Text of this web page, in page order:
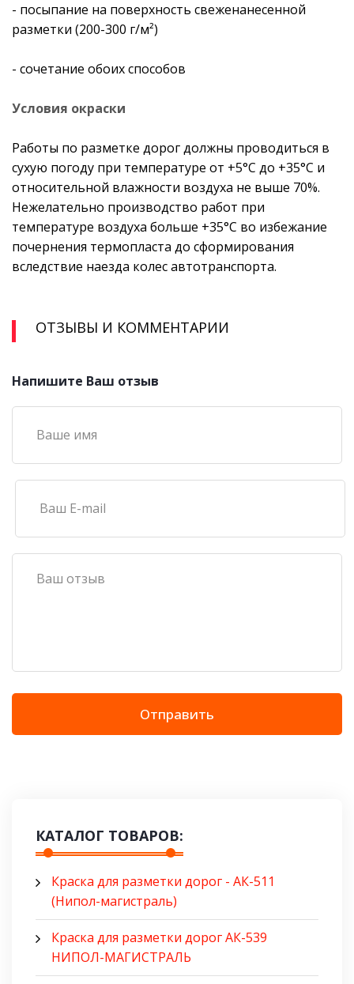
- посыпание на поверхность свеженанесенной
разметки (200-300 г/м²)
- сочетание обоих способов
Условия окраски
Работы по разметке дорог должны проводиться в
сухую погоду при температуре от +5°С до +35°С и
относительной влажности воздуха не выше 70%.
Нежелательно производство работ при
температуре воздуха больше +35°С во избежание
почернения термопласта до сформирования
вследствие наезда колес автотранспорта.
ОТЗЫВЫ И КОММЕНТАРИИ
Напишите Ваш отзыв
Отправить
КАТАЛОГ ТОВАРОВ:
Краска для разметки дорог - АК-511
(Нипол-магистраль)
Краска для разметки дорог АК-539
НИПОЛ-МАГИСТРАЛЬ